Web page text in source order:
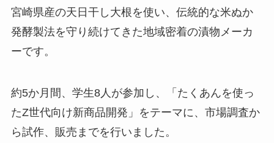
宮崎県産の天日干し大根を使い、伝統的な米ぬか
発酵製法を守り続けてきた地域密着の漬物メーカ
ーです。
約5か月間、学生8人が参加し、「たくあんを使っ
たZ世代向け新商品開発」をテーマに、市場調査か
ら試作、販売までを行いました。